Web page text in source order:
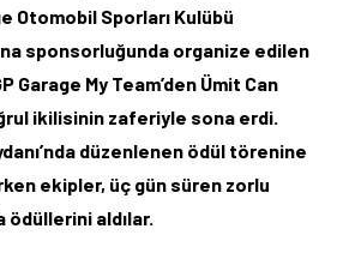
Otomobil Sporları Kulübü
sponsorluğunda organize edilen
Garage My Team’den Ümit Can
ikilisinin zaferiyle sona erdi.
düzenlenen ödül törenine
ekipler, üç gün süren zorlu
aldılar.